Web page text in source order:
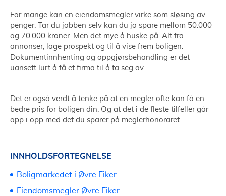
For mange kan en eiendomsmegler virke som sløsing av
penger. Tar du jobben selv kan du jo spare mellom 50.000
og 70.000 kroner. Men det mye å huske på. Alt fra
annonser, lage prospekt og til å vise frem boligen.
Dokumentinnhenting og oppgjørsbehandling er det
uansett lurt å få et firma til å ta seg av.
Det er også verdt å tenke på at en megler ofte kan få en
bedre pris for boligen din. Og at det i de fleste tilfeller går
opp i opp med det du sparer på meglerhonoraret.
INNHOLDSFORTEGNELSE
Boligmarkedet i Øvre Eiker
Eiendomsmegler Øvre Eiker